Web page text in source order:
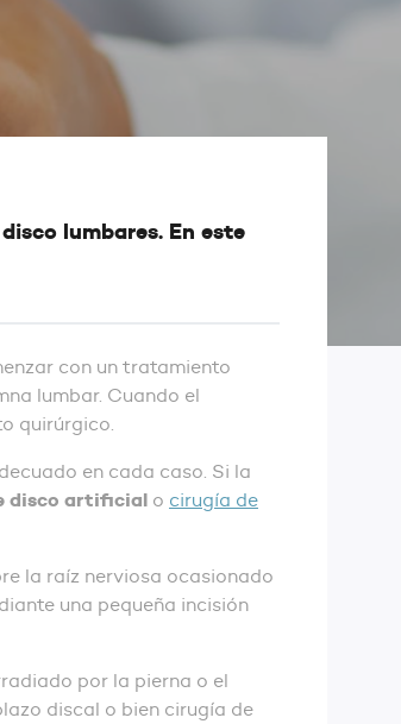
lumbares. En este
con un tratamiento
lumbar. Cuando el
quirúrgico.
en cada caso. Si la
disco artificial o cirugía de
la raíz nerviosa ocasionado
una pequeña incisión
por la pierna o el
discal o bien cirugía de